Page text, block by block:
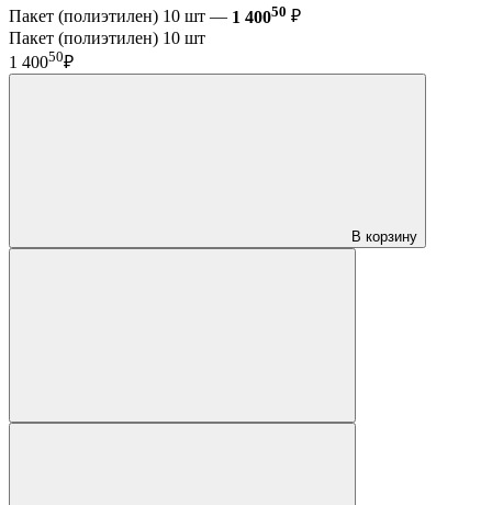
Пакет (полиэтилен) 10 шт — 1 40050 ₽
Пакет (полиэтилен) 10 шт
1 40050₽
В корзину